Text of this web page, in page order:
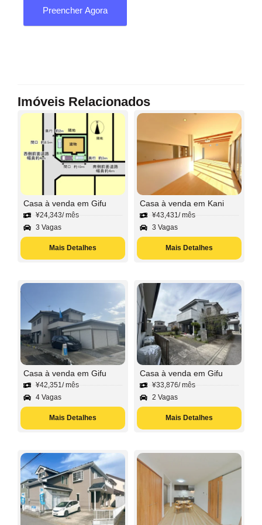
Preencher Agora
Imóveis Relacionados
Casa à venda em Gifu
¥24,343/ mês
3 Vagas
Mais Detalhes
Casa à venda em Kani
¥43,431/ mês
3 Vagas
Mais Detalhes
Casa à venda em Gifu
¥42,351/ mês
4 Vagas
Mais Detalhes
Casa à venda em Gifu
¥33,876/ mês
2 Vagas
Mais Detalhes